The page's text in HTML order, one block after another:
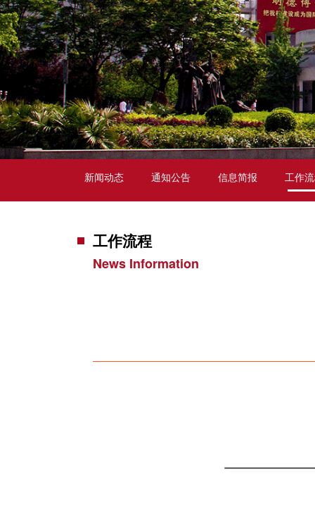
新闻动态 通知公告 信息简报 工作
工作流程
News Information